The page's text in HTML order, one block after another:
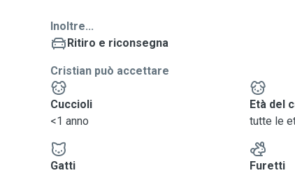
Inoltre...
Ritiro e riconsegna
Cristian può accettare
Cuccioli
<1 anno
Età del
tutte le
Gatti
Furetti